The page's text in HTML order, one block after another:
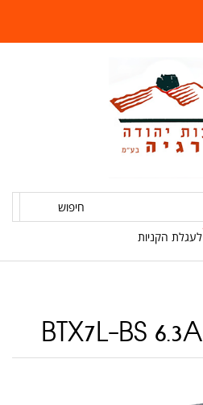
חיפוש
לעגלת הקניות